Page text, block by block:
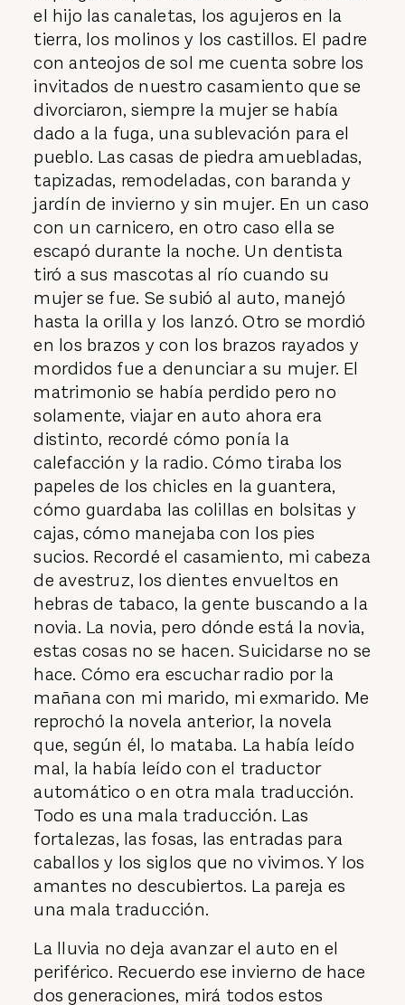
el hijo las canaletas, los agujeros en la
tierra, los molinos y los castillos. El padre
con anteojos de sol me cuenta sobre los
invitados de nuestro casamiento que se
divorciaron, siempre la mujer se había
dado a la fuga, una sublevación para el
pueblo. Las casas de piedra amuebladas,
tapizadas, remodeladas, con baranda y
jardín de invierno y sin mujer. En un caso
con un carnicero, en otro caso ella se
escapó durante la noche. Un dentista
tiró a sus mascotas al río cuando su
mujer se fue. Se subió al auto, manejó
hasta la orilla y los lanzó. Otro se mordió
en los brazos y con los brazos rayados y
mordidos fue a denunciar a su mujer. El
matrimonio se había perdido pero no
solamente, viajar en auto ahora era
distinto, recordé cómo ponía la
calefacción y la radio. Cómo tiraba los
papeles de los chicles en la guantera,
cómo guardaba las colillas en bolsitas y
cajas, cómo manejaba con los pies
sucios. Recordé el casamiento, mi cabeza
de avestruz, los dientes envueltos en
hebras de tabaco, la gente buscando a la
novia. La novia, pero dónde está la novia,
estas cosas no se hacen. Suicidarse no se
hace. Cómo era escuchar radio por la
mañana con mi marido, mi exmarido. Me
reprochó la novela anterior, la novela
que, según él, lo mataba. La había leído
mal, la había leído con el traductor
automático o en otra mala traducción.
Todo es una mala traducción. Las
fortalezas, las fosas, las entradas para
caballos y los siglos que no vivimos. Y los
amantes no descubiertos. La pareja es
una mala traducción.
La lluvia no deja avanzar el auto en el
periférico. Recuerdo ese invierno de hace
dos generaciones, mirá todos estos